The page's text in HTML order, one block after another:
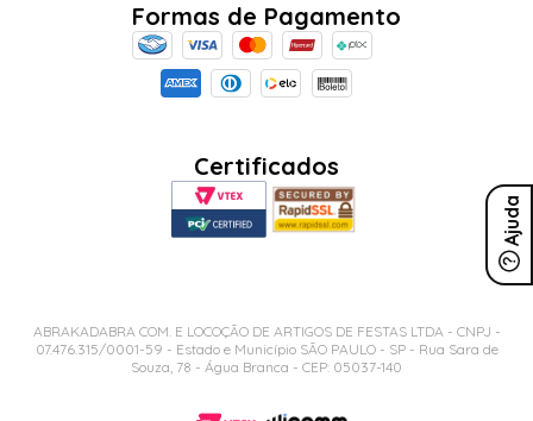
Ajuda
Formas de Pagamento
Certificados
ABRAKADABRA COM. E LOCOÇÃO DE ARTIGOS DE FESTAS LTDA - CNPJ -
07.476.315/0001-59 - Estado e Município SÃO PAULO - SP - Rua Sara de
Souza, 78 - Água Branca - CEP: 05037-140